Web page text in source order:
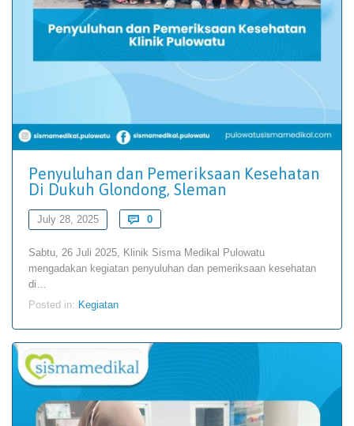
Penyuluhan dan Pemeriksaan Kesehatan
Di Dukuh Glondong, Sleman
July 28, 2025  0Comments
Sabtu, 26 Juli 2025, Klinik Sisma Medikal Pulowatu
mengadakan kegiatan penyuluhan dan pemeriksaan kesehatan
di…
Posted in: Kegiatan